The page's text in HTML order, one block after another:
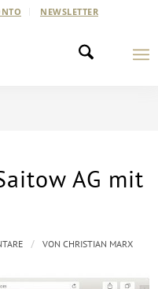
NEWSLETTER
AG mit
/ VONCHRISTIAN MARX